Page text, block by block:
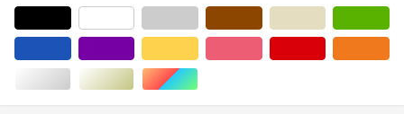
シルバー/銀色系ゴールド/金色系マルチカラー